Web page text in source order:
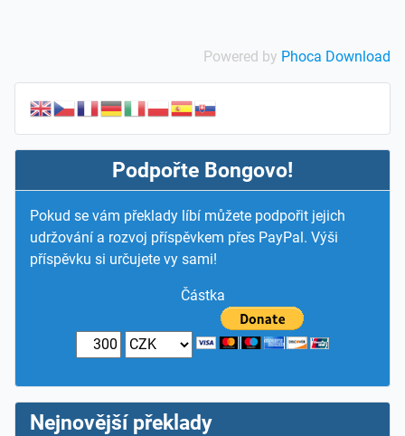
Powered by Phoca Download
Podpořte Bongovo!
Pokud se vám překlady líbí můžete podpořit jejich
udržování a rozvoj příspěvkem přes PayPal. Výši
příspěvku si určujete vy sami!
Částka
Nejnovější překlady